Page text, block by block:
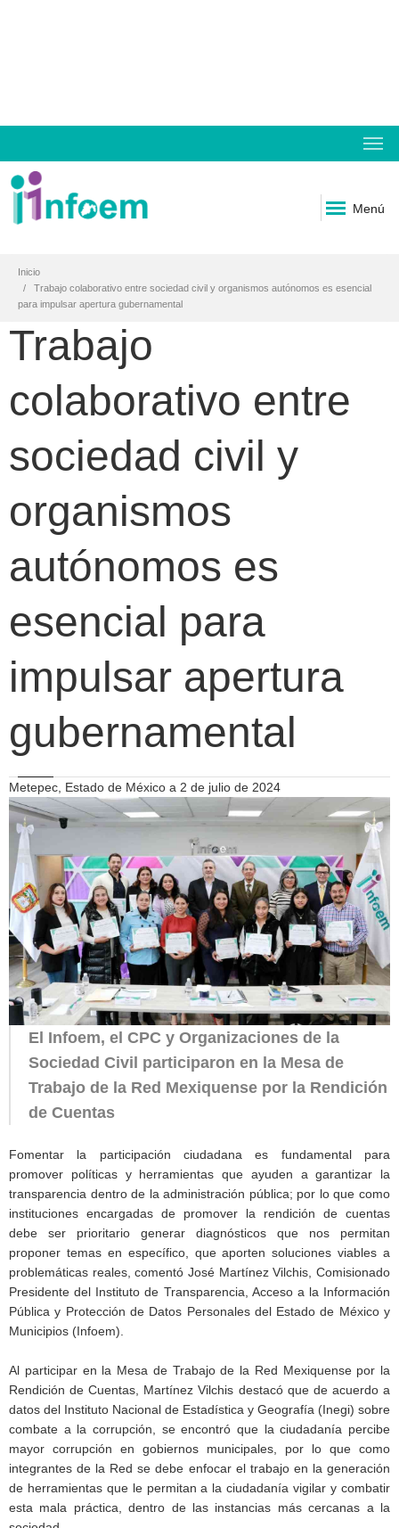
Menú
Inicio
Trabajo colaborativo entre sociedad civil y organismos autónomos es esencial
para impulsar apertura gubernamental
Trabajo
colaborativo entre
sociedad civil y
organismos
autónomos es
esencial para
impulsar apertura
gubernamental
Metepec, Estado de México a 2 de julio de 2024
El Infoem, el CPC y Organizaciones de la
Sociedad Civil participaron en la Mesa de
Trabajo de la Red Mexiquense por la Rendición
de Cuentas
Fomentar la participación ciudadana es fundamental para
promover políticas y herramientas que ayuden a garantizar la
transparencia dentro de la administración pública; por lo que como
instituciones encargadas de promover la rendición de cuentas
debe ser prioritario generar diagnósticos que nos permitan
proponer temas en específico, que aporten soluciones viables a
problemáticas reales, comentó José Martínez Vilchis, Comisionado
Presidente del Instituto de Transparencia, Acceso a la Información
Pública y Protección de Datos Personales del Estado de México y
Municipios (Infoem).
Al participar en la Mesa de Trabajo de la Red Mexiquense por la
Rendición de Cuentas, Martínez Vilchis destacó que de acuerdo a
datos del Instituto Nacional de Estadística y Geografía (Inegi) sobre
combate a la corrupción, se encontró que la ciudadanía percibe
mayor corrupción en gobiernos municipales, por lo que como
integrantes de la Red se debe enfocar el trabajo en la generación
de herramientas que le permitan a la ciudadanía vigilar y combatir
esta mala práctica, dentro de las instancias más cercanas a la